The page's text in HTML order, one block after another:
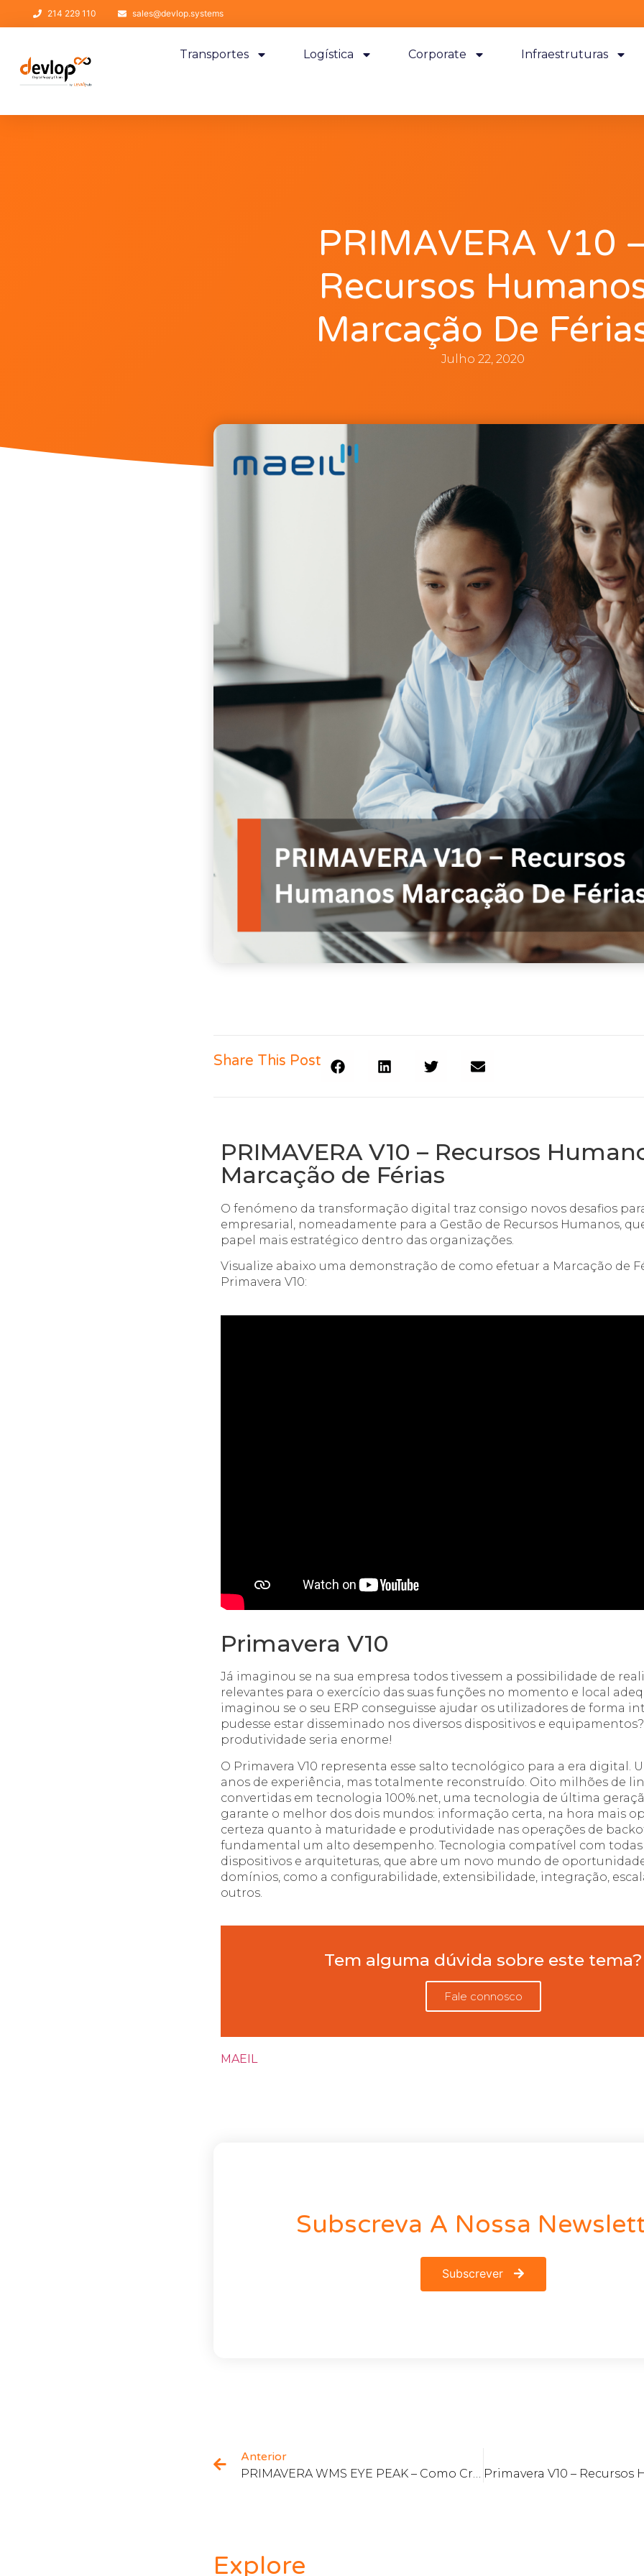
214 229 110 sales@devlop.systems
Transportes Logística Corporate Infraestruturas
PRIMAVERA V10
Recursos
Marcação De
Julho 22, 2020
Share This Post
PRIMAVERA V10 – Recursos
Marcação de Férias
O fenómeno da transformação digital traz consigo novos desafios
empresarial, nomeadamente para a Gestão de Recursos Humanos,
papel mais estratégico dentro das organizações.
Visualize abaixo uma demonstração de como efetuar a Marcação de
Primavera V10:
Primavera V10
Já imaginou se na sua empresa todos tivessem a possibilidade de
relevantes para o exercício das suas funções no momento e local
imaginou se o seu ERP conseguisse ajudar os utilizadores de forma
pudesse estar disseminado nos diversos dispositivos e
produtividade seria enorme!
O Primavera V10 representa esse salto tecnológico para a era digital.
anos de experiência, mas totalmente reconstruído. Oito milhões de
convertidas em tecnologia 100%.net, uma tecnologia de última
garante o melhor dos dois mundos: informação certa, na hora mais
certeza quanto à maturidade e produtividade nas operações de
fundamental um alto desempenho. Tecnologia compatível com
dispositivos e arquiteturas, que abre um novo mundo de
domínios, como a configurabilidade, extensibilidade, integração,
outros.
Tem alguma dúvida sobre este tema?
Fale connosco
MAEIL
Subscreva A Nossa
Subscrever
Anterior
Explore